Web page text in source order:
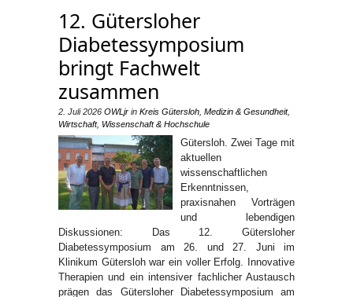
12. Gütersloher
Diabetessymposium
bringt Fachwelt
zusammen
2. Juli 2026 OWLjr in Kreis Gütersloh Medizin & Gesundheit,
Wirtschaft, Wissenschaft & Hochschule
Gütersloh. Zwei Tage mit
aktuellen
wissenschaftlichen
Erkenntnissen,
praxisnahen Vorträgen
und lebendigen
Diskussionen: Das 12. Gütersloher
Diabetessymposium am 26. und 27. Juni im
Klinikum Gütersloh war ein voller Erfolg. Innovative
Therapien und ein intensiver fachlicher Austausch
prägen das Gütersloher Diabetessymposium am